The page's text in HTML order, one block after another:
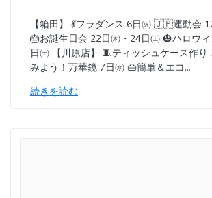
【箱田】 💃フラダンス 6日㈫ 🇯🇵運動会
🎂お誕生日会 22日㈭・24日㈯ 🎃ハロウ
日㈯ 【川原店】 🧵ティッシュケース作り
みよう！万華鏡 7日㈬ 👜簡単＆エコ…
続きを読む